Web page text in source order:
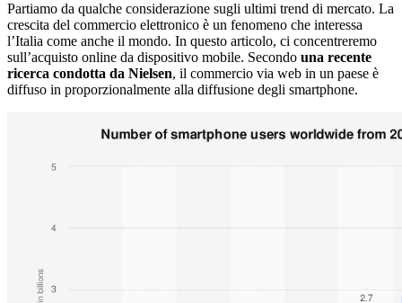
Partiamo da qualche considerazione sugli ultimi trend di mercato. La
crescita del commercio elettronico è un fenomeno che interessa
l’Italia come anche il mondo. In questo articolo, ci concentreremo
sull’acquisto online da dispositivo mobile. Secondo una recente
ricerca condotta da Nielsen, il commercio via web in un paese è
diffuso in proporzionalmente alla diffusione degli smartphone.